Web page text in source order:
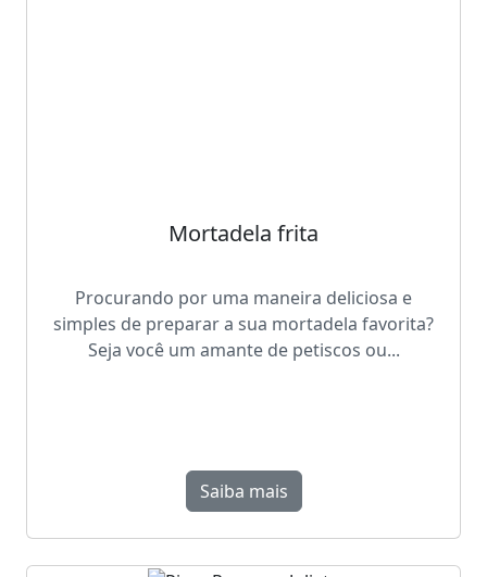
Mortadela frita
Procurando por uma maneira deliciosa e
simples de preparar a sua mortadela favorita?
Seja você um amante de petiscos ou...
Saiba mais